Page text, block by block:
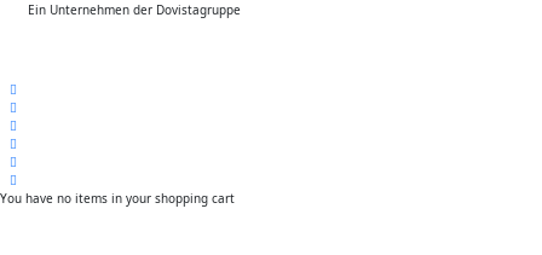
Ein Unternehmen der Dovistagruppe
You have no items in your shopping cart